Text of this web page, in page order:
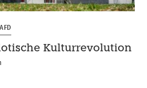
Kulturrevolution